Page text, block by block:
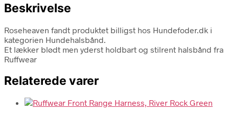
Beskrivelse
Roseheaven fandt produktet billigst hos Hundefoder.dk i
kategorien Hundehalsbånd.
Et lækker blødt men yderst holdbart og stilrent halsbånd fra
Ruffwear
Relaterede varer